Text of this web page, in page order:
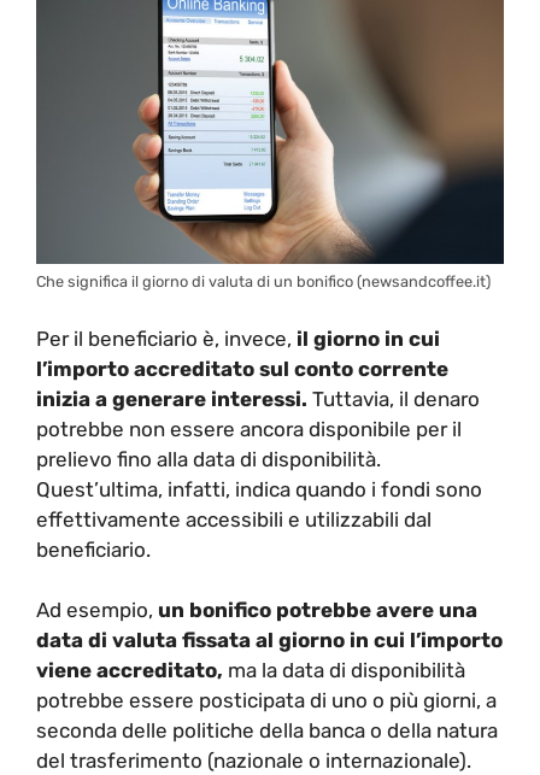
Che significa il giorno di valuta di un bonifico (newsandcoffee.it)
Per il beneficiario è, invece, il giorno in cui
l’importo accreditato sul conto corrente
inizia a generare interessi. Tuttavia, il denaro
potrebbe non essere ancora disponibile per il
prelievo fino alla data di disponibilità.
Quest’ultima, infatti, indica quando i fondi sono
effettivamente accessibili e utilizzabili dal
beneficiario.
Ad esempio, un bonifico potrebbe avere una
data di valuta fissata al giorno in cui l’importo
viene accreditato, ma la data di disponibilità
potrebbe essere posticipata di uno o più giorni, a
seconda delle politiche della banca o della natura
del trasferimento (nazionale o internazionale).